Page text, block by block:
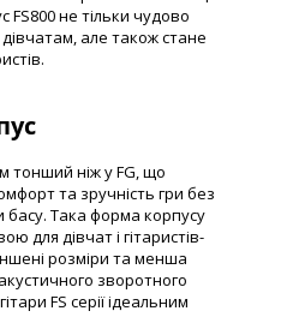
FS800 не тільки чудово
але також стане
тонший ніж у FG, що
та зручність гри без
басу. Така форма корпусу
для дівчат і гітаристів-
розміри та менша
зворотного
FS серії ідеальним